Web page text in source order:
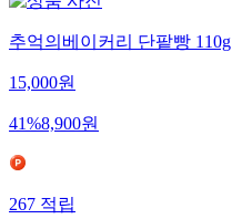
추억의베이커리 단팥빵 110g
15,000원
41%8,900원
267적립